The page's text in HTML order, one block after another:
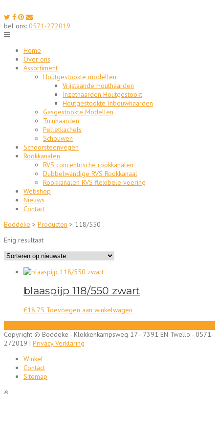
to
content
bel ons: 0571-272019
Home
Over ons
Assortiment
Houtgestookte modellen
Vrijstaande Houthaarden
Inzethaarden Houtgestookt
Houtgestookte Inbouwhaarden
Gasgestookte Modellen
Tuinhaarden
Pelletkachels
Schouwen
Schoorsteenvegen
Rookkanalen
RVS concentrische rookkanalen
Dubbelwandige RVS Rookkanaal
Rookkanalen RVS flexibele voering
Webshop
Nieuws
Contact
Boddeke > Producten > 118/550
Enig resultaat
blaaspijp 118/550 zwart
€18.75 Toevoegen aan winkelwagen
Copyright © Boddeke - Klokkenkampsweg 17 - 7391 EN Twello - 0571-
272019 | Privacy Verklaring
Winkel
Contact
Sitemap